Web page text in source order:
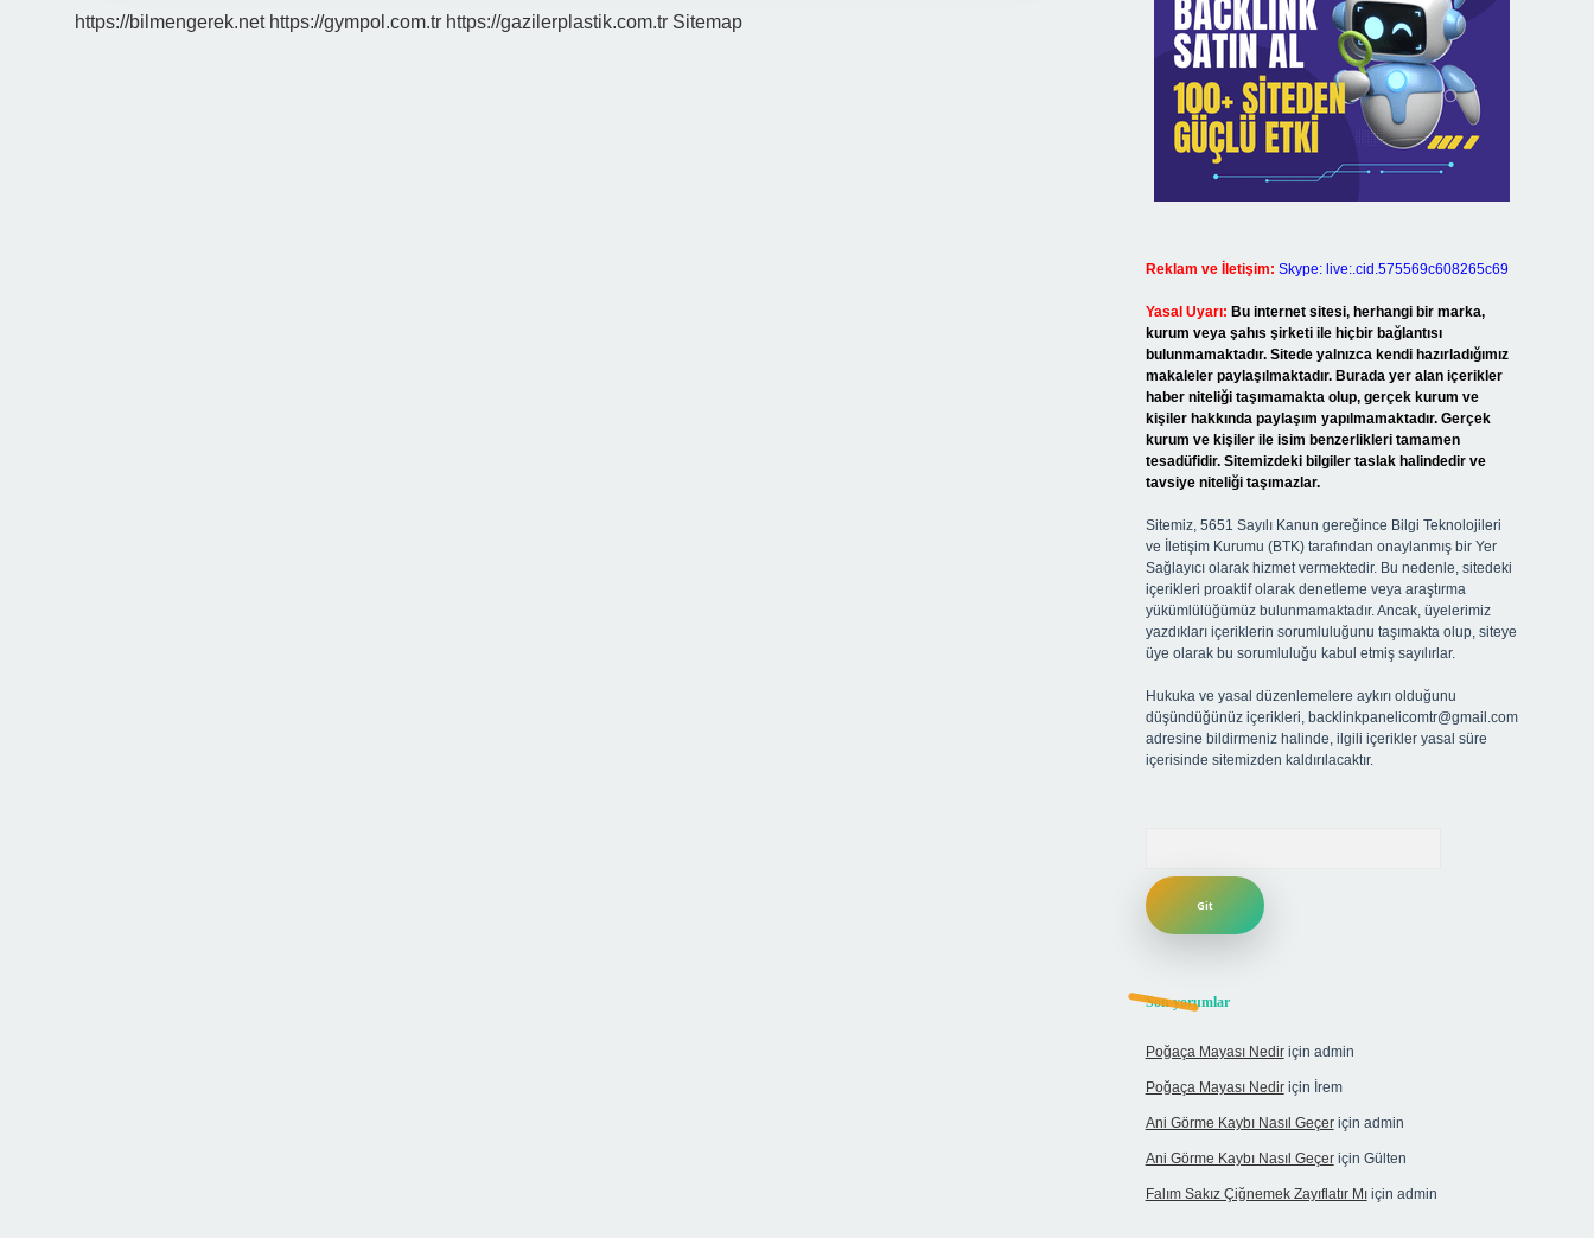
https://bilmengerek.net https://gympol.com.tr https://gazilerplastik.com.tr Sitemap
Reklam ve İletişim: Skype: live:.cid.575569c608265c69
Yasal Uyarı: Bu internet sitesi, herhangi bir marka,
kurum veya şahıs şirketi ile hiçbir bağlantısı
bulunmamaktadır. Sitede yalnızca kendi hazırladığımız
makaleler paylaşılmaktadır. Burada yer alan içerikler
haber niteliği taşımamakta olup, gerçek kurum ve
kişiler hakkında paylaşım yapılmamaktadır. Gerçek
kurum ve kişiler ile isim benzerlikleri tamamen
tesadüfidir. Sitemizdeki bilgiler taslak halindedir ve
tavsiye niteliği taşımazlar.
Sitemiz, 5651 Sayılı Kanun gereğince Bilgi Teknolojileri
ve İletişim Kurumu (BTK) tarafından onaylanmış bir Yer
Sağlayıcı olarak hizmet vermektedir. Bu nedenle, sitedeki
içerikleri proaktif olarak denetleme veya araştırma
yükümlülüğümüz bulunmamaktadır. Ancak, üyelerimiz
yazdıkları içeriklerin sorumluluğunu taşımakta olup, siteye
üye olarak bu sorumluluğu kabul etmiş sayılırlar.
Hukuka ve yasal düzenlemelere aykırı olduğunu
düşündüğünüz içerikleri, backlinkpanelicomtr@gmail.com
adresine bildirmeniz halinde, ilgili içerikler yasal süre
içerisinde sitemizden kaldırılacaktır.
Son yorumlar
Poğaça Mayası Nediriçin admin
Poğaça Mayası Nediriçin İrem
Ani Görme Kaybı Nasıl Geçeriçin admin
Ani Görme Kaybı Nasıl Geçeriçin Gülten
Falım Sakız Çiğnemek Zayıflatır Mıiçin admin